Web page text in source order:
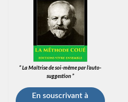
“ La Maîtrise de soi-même par l’auto-
suggestion ”
En souscrivant à